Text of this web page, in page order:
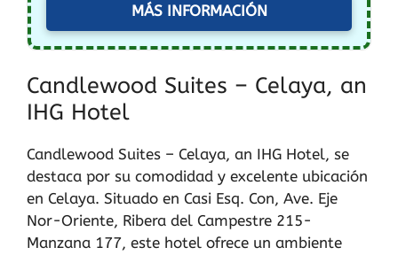
MÁS INFORMACIÓN
Candlewood Suites – Celaya, an
IHG Hotel
Candlewood Suites – Celaya, an IHG Hotel, se
destaca por su comodidad y excelente ubicación
en Celaya. Situado en Casi Esq. Con, Ave. Eje
Nor-Oriente, Ribera del Campestre 215-
Manzana 177, este hotel ofrece un ambiente